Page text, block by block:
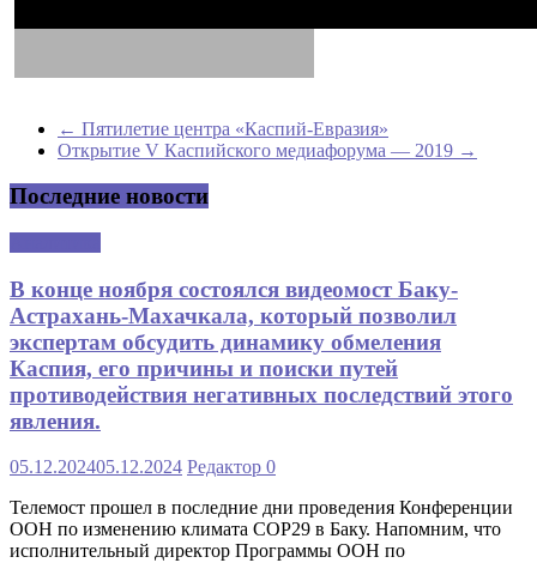
← Пятилетие центра «Каспий-Евразия»
Открытие V Каспийского медиафорума — 2019 →
Последние новости
В конце ноября состоялся видеомост Баку-
Астрахань-Махачкала, который позволил
экспертам обсудить динамику обмеления
Каспия, его причины и поиски путей
противодействия негативных последствий этого
явления.
05.12.202405.12.2024 Редактор 0
Телемост прошел в последние дни проведения Конференции
ООН по изменению климата COP29 в Баку. Напомним, что
исполнительный директор Программы ООН по